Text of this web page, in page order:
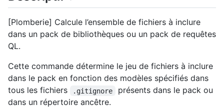
[Plomberie] Calcule l’ensemble de fichiers à inclure
dans un pack de bibliothèques ou un pack de requêtes
QL.
Cette commande détermine le jeu de fichiers à inclure
dans le pack en fonction des modèles spécifiés dans
tous les fichiers
.gitignore
présents dans le pack ou
dans un répertoire ancêtre.